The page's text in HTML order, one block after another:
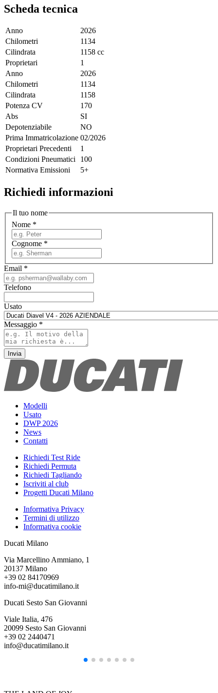
Scheda tecnica
Anno
2026
Chilometri
1134
Cilindrata
1158 cc
Proprietari
1
Anno
2026
Chilometri
1134
Cilindrata
1158
Potenza CV
170
Abs
SI
Depotenziabile
NO
Prima Immatricolazione 02/2026
Proprietari Precedenti
1
Condizioni Pneumatici
100
Normativa Emissioni
5+
Richiedi informazioni
Il tuo nome
Nome *
Cognome *
Email *
Telefono
Usato
Messaggio *
Invia
Modelli
Usato
DWP 2026
News
Contatti
Richiedi Test Ride
Richiedi Permuta
Richiedi Tagliando
Iscriviti al club
Progetti Ducati Milano
Informativa Privacy
Termini di utilizzo
Informativa cookie
Ducati Milano
Via Marcellino Ammiano, 1
20137 Milano
+39 02 84170969
info-mi@ducatimilano.it
Ducati Sesto San Giovanni
Viale Italia, 476
20099 Sesto San Giovanni
+39 02 2440471
info@ducatimilano.it